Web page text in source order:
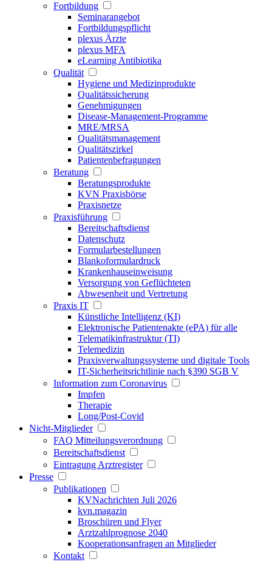
Fortbildung
Seminarangebot
Fortbildungspflicht
plexus Ärzte
plexus MFA
eLearning Antibiotika
Qualität
Hygiene und Medizinprodukte
Qualitätssicherung
Genehmigungen
Disease-Management-Programme
MRE/MRSA
Qualitätsmanagement
Qualitätszirkel
Patientenbefragungen
Beratung
Beratungsprodukte
KVN Praxisbörse
Praxisnetze
Praxisführung
Bereitschaftsdienst
Datenschutz
Formularbestellungen
Blankoformulardruck
Krankenhauseinweisung
Versorgung von Geflüchteten
Abwesenheit und Vertretung
Praxis IT
Künstliche Intelligenz (KI)
Elektronische Patientenakte (ePA) für alle
Telematikinfrastruktur (TI)
Telemedizin
Praxisverwaltungssysteme und digitale Tools
IT-Sicherheitsrichtlinie nach §390 SGB V
Information zum Coronavirus
Impfen
Therapie
Long/Post-Covid
Nicht-Mitglieder
FAQ Mitteilungsverordnung
Bereitschaftsdienst
Eintragung Arztregister
Presse
Publikationen
KVNachrichten Juli 2026
kvn.magazin
Broschüren und Flyer
Arztzahlprognose 2040
Kooperationsanfragen an Mitglieder
Kontakt